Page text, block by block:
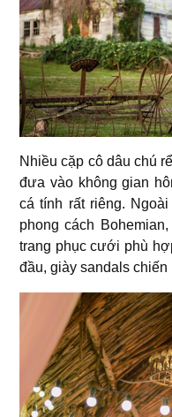
Nhiều cặp cô dâu chú
đưa vào không gian
cá tính rất riêng.
phong cách
trang phục cưới phù
đầu, giày sandals chiến